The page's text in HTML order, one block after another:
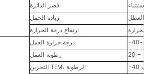
قصر الدائرة
زيادة الحمل
ارتفاع درجة الحرارة
درجة حرارة العمل
رطوبة العمل
التخزين TEM، الرطوبة